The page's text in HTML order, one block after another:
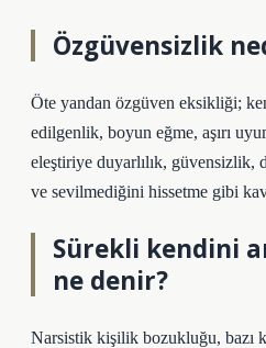
Özgüvensizlik
Öte yandan özgüven eksikliği;
edilgenlik, boyun eğme, aşırı
eleştiriye duyarlılık, güvensizlik,
ve sevilmediğini hissetme gibi
Sürekli kendini
ne denir?
Narsistik kişilik bozukluğu, bazı